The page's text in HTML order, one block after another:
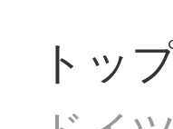
トッ